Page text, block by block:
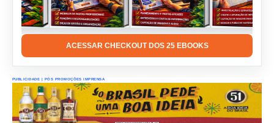
ACESSAR CHECKOUT DOS 25 EBOOKS
PUBLICIDADE | PÓS PROMOÇÕES IMPRENSA